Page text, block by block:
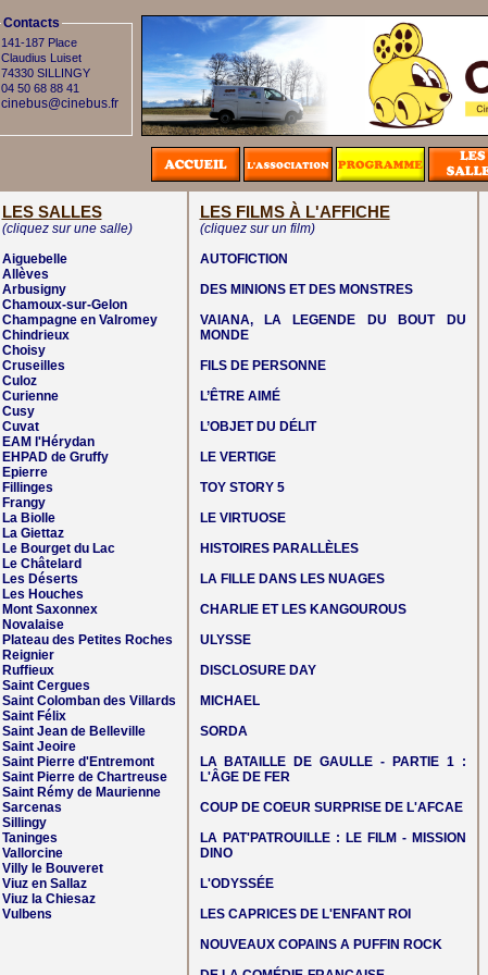
Contacts
141-187 Place
Claudius Luiset
74330 SILLINGY
04 50 68 88 41
cinebus@cinebus.fr
LES SALLES
(cliquez sur une salle)
Aiguebelle
Allèves
Arbusigny
Chamoux-sur-Gelon
Champagne en Valromey
Chindrieux
Choisy
Cruseilles
Culoz
Curienne
Cusy
Cuvat
EAM l'Hérydan
EHPAD de Gruffy
Epierre
Fillinges
Frangy
La Biolle
La Giettaz
Le Bourget du Lac
Le Châtelard
Les Déserts
Les Houches
Mont Saxonnex
Novalaise
Plateau des Petites Roches
Reignier
Ruffieux
Saint Cergues
Saint Colomban des Villards
Saint Félix
Saint Jean de Belleville
Saint Jeoire
Saint Pierre d'Entremont
Saint Pierre de Chartreuse
Saint Rémy de Maurienne
Sarcenas
Sillingy
Taninges
Vallorcine
Villy le Bouveret
Viuz en Sallaz
Viuz la Chiesaz
Vulbens
LES FILMS À L'AFFICHE
(cliquez sur un film)
AUTOFICTION
DES MINIONS ET DES MONSTRES
VAIANA, LA LEGENDE DU BOUT DU
MONDE
FILS DE PERSONNE
L’ÊTRE AIMÉ
L’OBJET DU DÉLIT
LE VERTIGE
TOY STORY 5
LE VIRTUOSE
HISTOIRES PARALLÈLES
LA FILLE DANS LES NUAGES
CHARLIE ET LES KANGOUROUS
ULYSSE
DISCLOSURE DAY
MICHAEL
SORDA
LA BATAILLE DE GAULLE - PARTIE 1 :
L'ÂGE DE FER
COUP DE COEUR SURPRISE DE L'AFCAE
LA PAT'PATROUILLE : LE FILM - MISSION
DINO
L'ODYSSÉE
LES CAPRICES DE L'ENFANT ROI
NOUVEAUX COPAINS A PUFFIN ROCK